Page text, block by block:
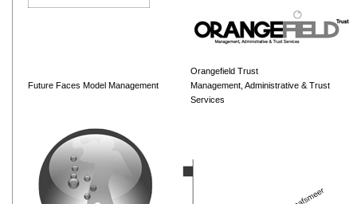
Future Faces Model Management
Orangefield Trust
Management, Administrative & Trust
Services